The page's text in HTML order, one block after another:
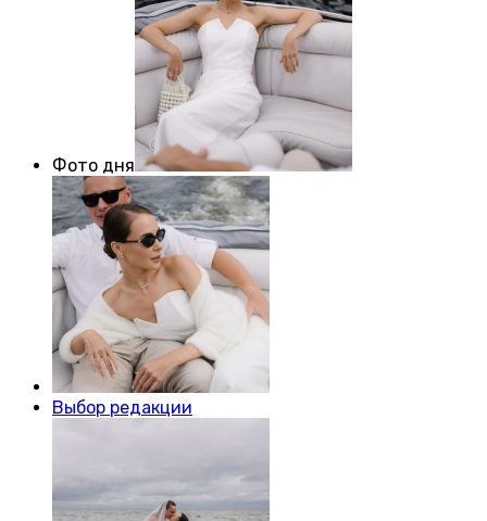
Фото дня
Выбор редакции